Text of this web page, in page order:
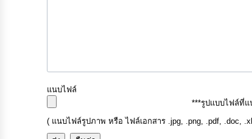
แนบไฟล์
***รูปแบบไฟล์ที่
( แนบไฟล์รูปภาพ หรือ ไฟล์เอกสาร .jpg, .png, .pdf, .doc,